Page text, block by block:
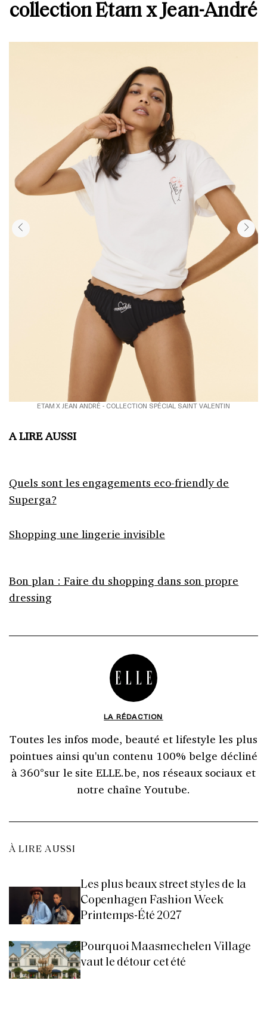
collection Etam x Jean-André
ETAM X JEAN ANDRÉ - COLLECTION SPÉCIAL SAINT VALENTIN
A LIRE AUSSI
Quels sont les engagements eco-friendly de
Superga?
Shopping une lingerie invisible
Bon plan : Faire du shopping dans son propre
dressing
LA RÉDACTION
Toutes les infos mode, beauté et lifestyle les plus
pointues ainsi qu'un contenu 100% belge décliné
à 360°sur le site ELLE.be, nos réseaux sociaux et
notre chaîne Youtube.
À LIRE AUSSI
Les plus beaux street styles de la
Copenhagen Fashion Week
Printemps-Été 2027
Pourquoi Maasmechelen Village
vaut le détour cet été